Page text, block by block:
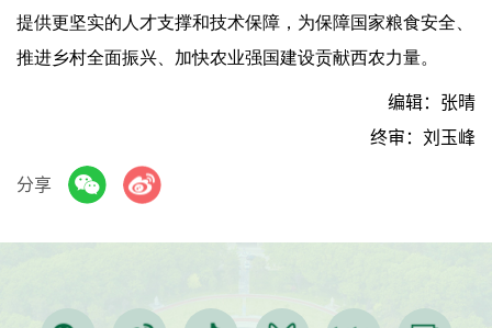
提供更坚实的人才支撑和技术保障，为保障国家粮食安全、
推进乡村全面振兴、加快农业强国建设贡献西农力量。
编辑：张晴
终审：刘玉峰
分享